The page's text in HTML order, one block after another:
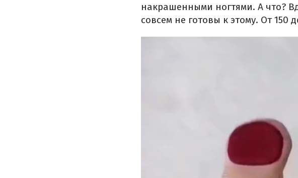
накрашенными ногтями. А что?
совсем не готовы к этому. От